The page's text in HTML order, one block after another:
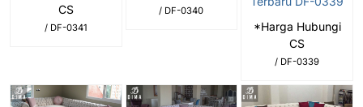
CS
/ DF-0341
/ DF-0340
*Harga Hubungi
CS
/ DF-0339